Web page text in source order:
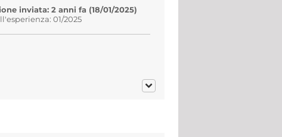
inviata: 2 anni fa (18/01/2025)
01/2025